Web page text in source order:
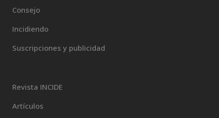
Consejo
Incidiendo
Suscripciones y publicidad
Revista INCIDE
Artículos